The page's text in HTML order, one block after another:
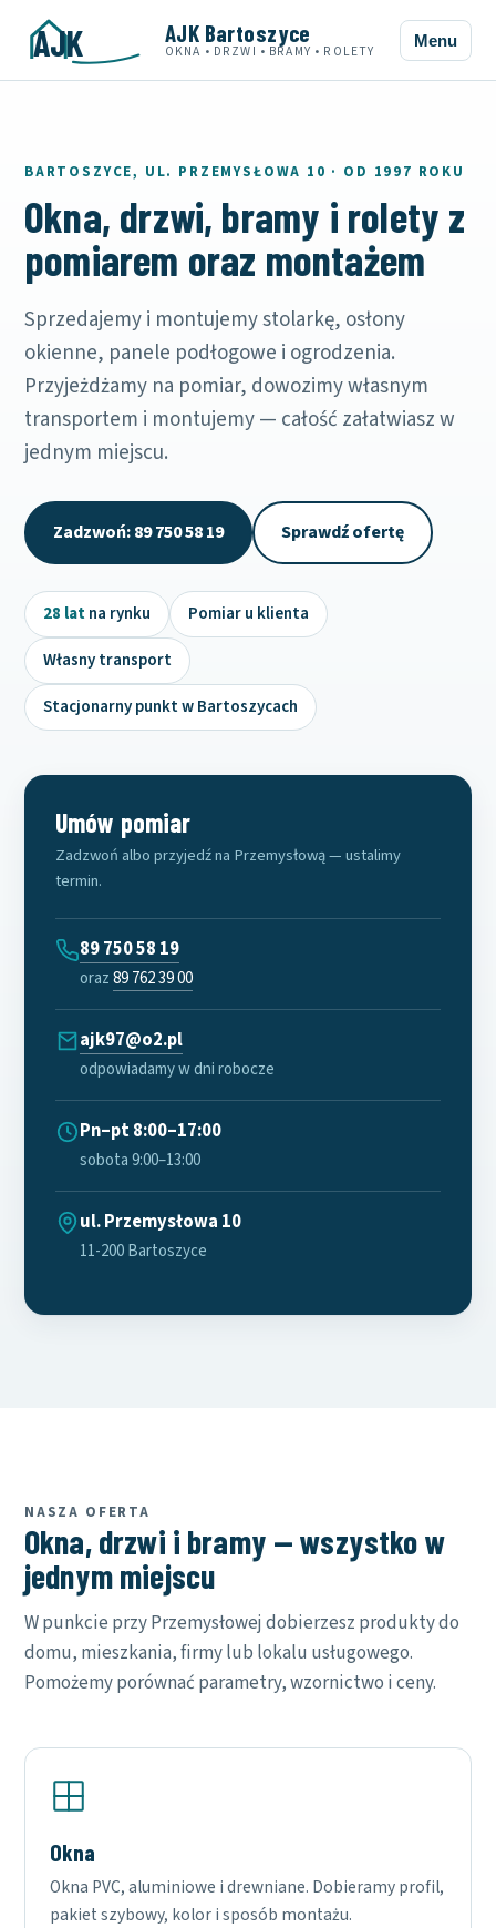
AJK AJK Bartoszyce
OKNA • DRZWI • BRAMY • ROLETY
Menu
BARTOSZYCE, UL. PRZEMYSŁOWA 10 · OD 1997 ROKU
Okna, drzwi, bramy i rolety z
pomiarem oraz montażem
Sprzedajemy i montujemy stolarkę, osłony
okienne, panele podłogowe i ogrodzenia.
Przyjeżdżamy na pomiar, dowozimy własnym
transportem i montujemy — całość załatwiasz w
jednym miejscu.
Zadzwoń: 89 750 58 19 Sprawdź ofertę
28 latna rynku
Pomiar u klienta
Własny transport
Stacjonarny punkt w Bartoszycach
Umów pomiar
Zadzwoń albo przyjedź na Przemysłową — ustalimy
termin.
89 750 58 19
oraz89 762 39 00
ajk97@o2.pl
odpowiadamy w dni robocze
Pn–pt 8:00–17:00
sobota 9:00–13:00
ul. Przemysłowa 10
11-200 Bartoszyce
NASZA OFERTA
Okna, drzwi i bramy — wszystko w
jednym miejscu
W punkcie przy Przemysłowej dobierzesz produkty do
domu, mieszkania, firmy lub lokalu usługowego.
Pomożemy porównać parametry, wzornictwo i ceny.
Okna
Okna PVC, aluminiowe i drewniane. Dobieramy profil,
pakiet szybowy, kolor i sposób montażu.